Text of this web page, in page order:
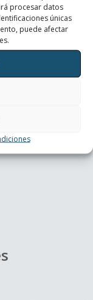
procesar datos
únicas
puede afectar
ojos